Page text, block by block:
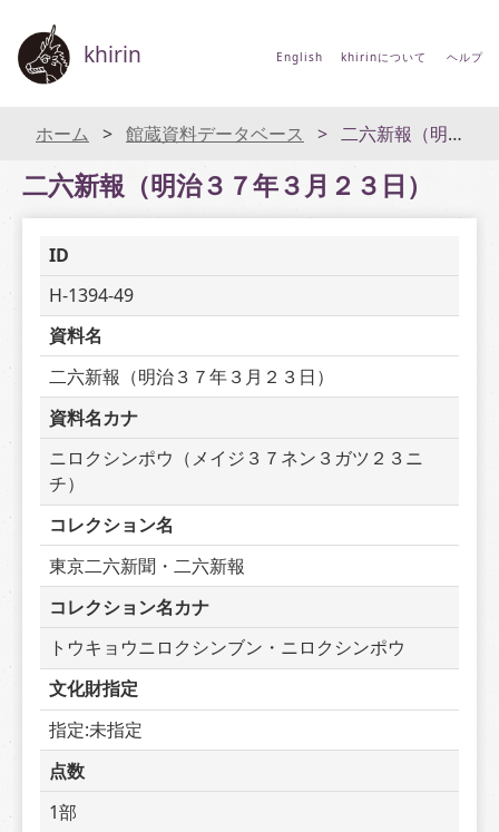
khirin English khirinについて ヘルプ
ホーム 館蔵資料データベース 二六新報（明治３７年３月２３日）
二六新報（明治３７年３月２３日）
ID
H-1394-49
資料名
二六新報（明治３７年３月２３日）
資料名カナ
ニロクシンポウ（メイジ３７ネン３ガツ２３ニ
チ）
コレクション名
東京二六新聞・二六新報
コレクション名カナ
トウキョウニロクシンブン・ニロクシンポウ
文化財指定
指定:未指定
点数
1部